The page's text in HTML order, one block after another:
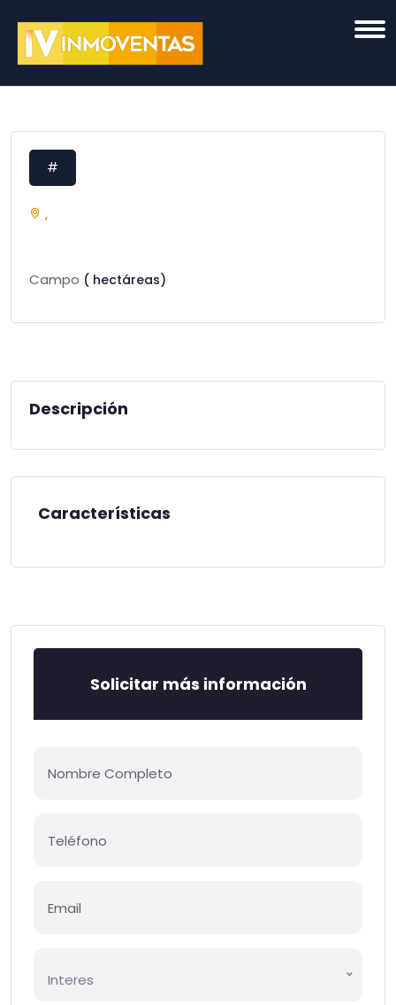
#
,
Campo ( hectáreas)
Descripción
Características
Solicitar más información
Interes